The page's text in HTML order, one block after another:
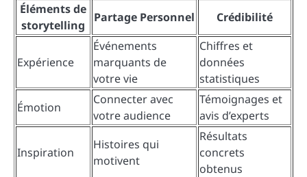
Éléments de
storytelling
Partage Personnel Crédibilité
Expérience
Événements
marquants de
votre vie
Chiffres et
données
statistiques
Émotion
Connecter avec
votre audience
Témoignages et
avis d’experts
Inspiration
Histoires qui
motivent
Résultats
concrets
obtenus